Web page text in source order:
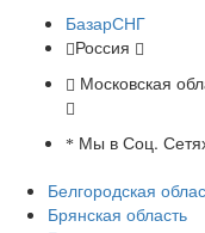
БазарСНГ
Россия
Московская
Мы в Соц.
Белгородская
Брянская область